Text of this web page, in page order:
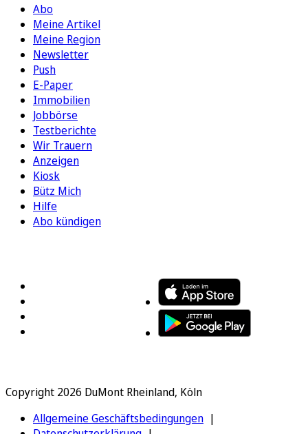
Abo
Meine Artikel
Meine Region
Newsletter
Push
E-Paper
Immobilien
Jobbörse
Testberichte
Wir Trauern
Anzeigen
Kiosk
Bütz Mich
Hilfe
Abo kündigen
Copyright 2026 DuMont Rheinland, Köln
Allgemeine Geschäftsbedingungen